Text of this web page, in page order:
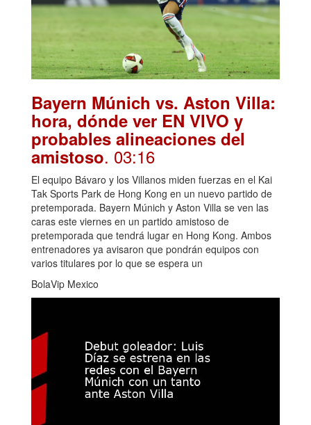
Bayern Múnich vs. Aston Villa:
hora, dónde ver EN VIVO y
probables alineaciones del
amistoso. 03:16
El equipo Bávaro y los Villanos miden fuerzas en el Kai
Tak Sports Park de Hong Kong en un nuevo partido de
pretemporada. Bayern Múnich y Aston Villa se ven las
caras este viernes en un partido amistoso de
pretemporada que tendrá lugar en Hong Kong. Ambos
entrenadores ya avisaron que pondrán equipos con
varios titulares por lo que se espera un
BolaVip Mexico